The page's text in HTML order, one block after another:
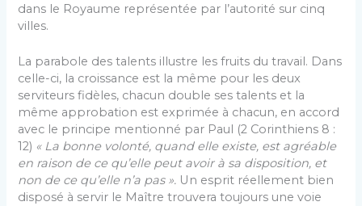
dans le Royaume représentée par l’autorité sur cinq
villes.
La parabole des talents illustre les fruits du travail. Dans
celle-ci, la croissance est la même pour les deux
serviteurs fidèles, chacun double ses talents et la
même approbation est exprimée à chacun, en accord
avec le principe mentionné par Paul (2 Corinthiens 8 :
12) « La bonne volonté, quand elle existe, est agréable
en raison de ce qu’elle peut avoir à sa disposition, et
non de ce qu’elle n’a pas ». Un esprit réellement bien
disposé à servir le Maître trouvera toujours une voie